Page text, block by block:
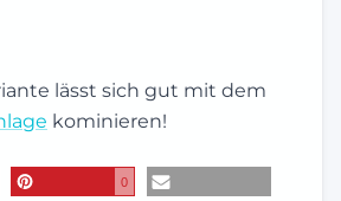
lässt sich gut mit dem
kominieren!
0